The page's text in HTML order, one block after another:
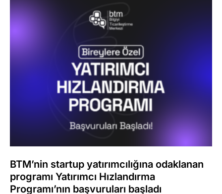
BTM’nin startup yatırımcılığına odaklanan
programı Yatırımcı Hızlandırma
Programı’nın başvuruları başladı